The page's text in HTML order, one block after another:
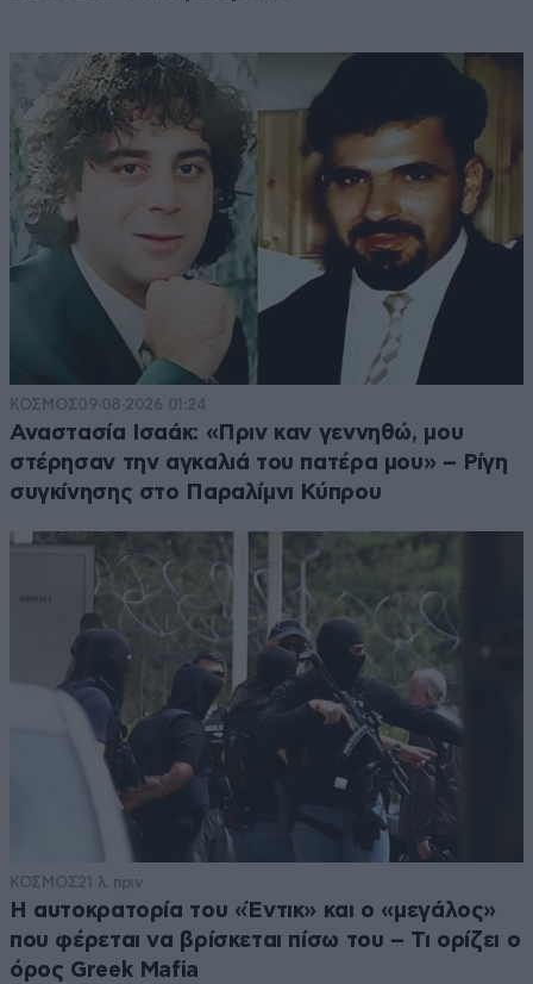
ΚΟΣΜΟΣ09·08·2026 01:24
Αναστασία Ισαάκ: «Πριν καν γεννηθώ, μου
στέρησαν την αγκαλιά του πατέρα μου» – Ρίγη
συγκίνησης στο Παραλίμνι Κύπρου
ΚΟΣΜΟΣ21 λ. πριν
Η αυτοκρατορία του «Έντικ» και ο «μεγάλος»
που φέρεται να βρίσκεται πίσω του – Τι ορίζει ο
όρος Greek Mafia